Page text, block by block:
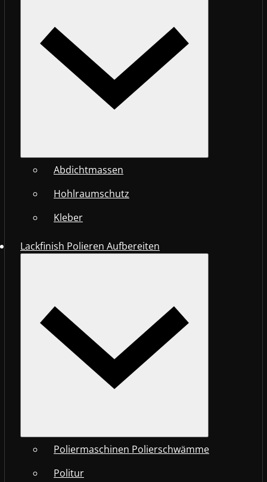
Abdichtmassen
Hohlraumschutz
Kleber
Lackfinish Polieren Aufbereiten
Poliermaschinen Polierschwämme
Politur